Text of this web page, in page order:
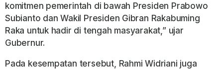
komitmen pemerintah di bawah Presiden Prabowo
Subianto dan Wakil Presiden Gibran Rakabuming
Raka untuk hadir di tengah masyarakat,” ujar
Gubernur.
Pada kesempatan tersebut, Rahmi Widriani juga